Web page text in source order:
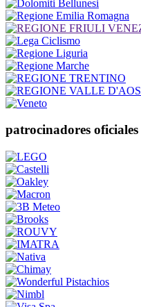
patrocinadores oficiales